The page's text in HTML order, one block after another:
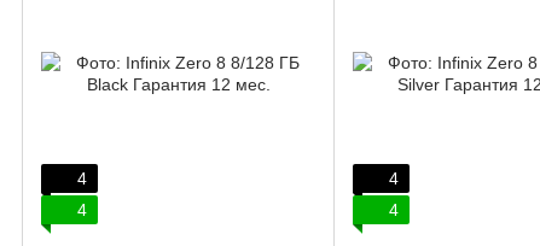
4
4
4
4